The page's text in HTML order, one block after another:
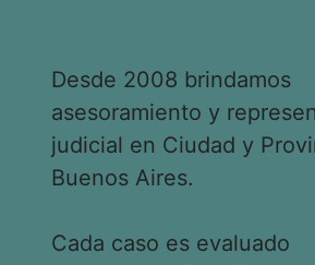
Desde 2008 brindamos
asesoramiento y
judicial en Ciudad y
Buenos Aires.
Cada caso es evaluado